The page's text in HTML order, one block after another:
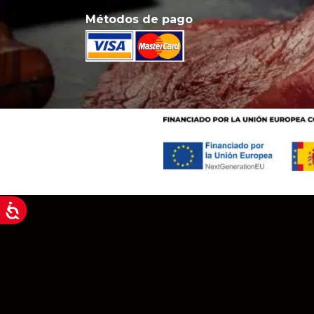
Métodos de pago